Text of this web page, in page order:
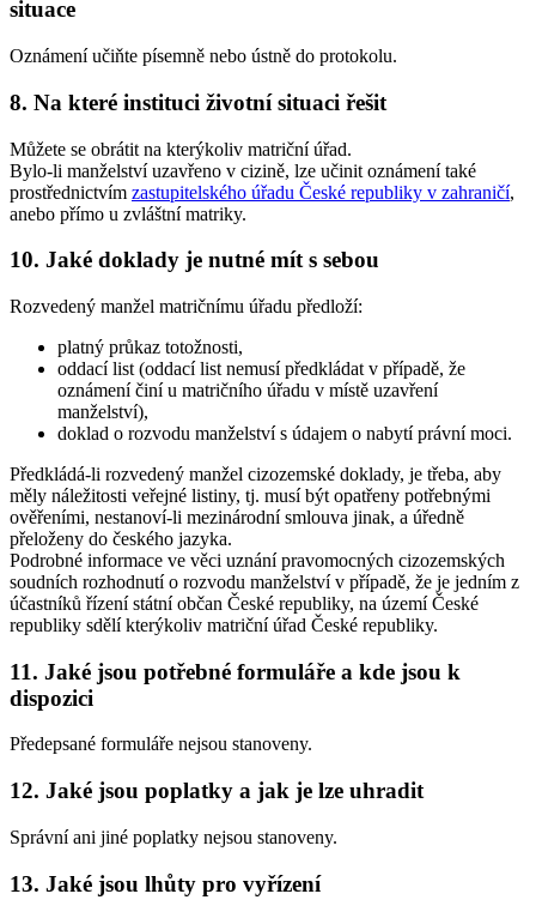
situace
Oznámení učiňte písemně nebo ústně do protokolu.
8. Na které instituci životní situaci řešit
Můžete se obrátit na kterýkoliv matriční úřad.
Bylo-li manželství uzavřeno v cizině, lze učinit oznámení také
prostřednictvím zastupitelského úřadu České republiky v zahraničí,
anebo přímo u zvláštní matriky.
10. Jaké doklady je nutné mít s sebou
Rozvedený manžel matričnímu úřadu předloží:
platný průkaz totožnosti,
oddací list (oddací list nemusí předkládat v případě, že
oznámení činí u matričního úřadu v místě uzavření
manželství),
doklad o rozvodu manželství s údajem o nabytí právní moci.
Předkládá-li rozvedený manžel cizozemské doklady, je třeba, aby
měly náležitosti veřejné listiny, tj. musí být opatřeny potřebnými
ověřeními, nestanoví-li mezinárodní smlouva jinak, a úředně
přeloženy do českého jazyka.
Podrobné informace ve věci uznání pravomocných cizozemských
soudních rozhodnutí o rozvodu manželství v případě, že je jedním z
účastníků řízení státní občan České republiky, na území České
republiky sdělí kterýkoliv matriční úřad České republiky.
11. Jaké jsou potřebné formuláře a kde jsou k
dispozici
Předepsané formuláře nejsou stanoveny.
12. Jaké jsou poplatky a jak je lze uhradit
Správní ani jiné poplatky nejsou stanoveny.
13. Jaké jsou lhůty pro vyřízení